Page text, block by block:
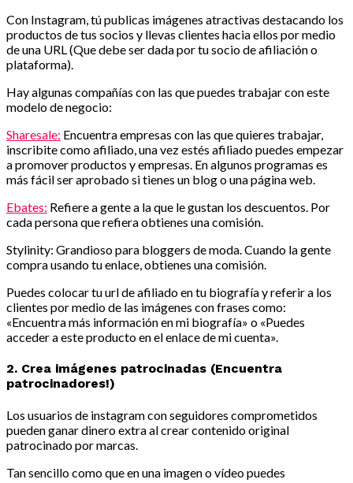
Con Instagram, tú publicas imágenes atractivas destacando los
productos de tus socios y llevas clientes hacia ellos por medio
de una URL (Que debe ser dada por tu socio de afiliación o
plataforma).
Hay algunas compañías con las que puedes trabajar con este
modelo de negocio:
Sharesale: Encuentra empresas con las que quieres trabajar,
inscribite como afiliado, una vez estés afiliado puedes empezar
a promover productos y empresas. En algunos programas es
más fácil ser aprobado si tienes un blog o una página web.
Ebates: Refiere a gente a la que le gustan los descuentos. Por
cada persona que refiera obtienes una comisión.
Stylinity: Grandioso para bloggers de moda. Cuando la gente
compra usando tu enlace, obtienes una comisión.
Puedes colocar tu url de afiliado en tu biografía y referir a los
clientes por medio de las imágenes con frases como:
«Encuentra más información en mi biografía» o «Puedes
acceder a este producto en el enlace de mi cuenta».
2. Crea imágenes patrocinadas (Encuentra
patrocinadores!)
Los usuarios de instagram con seguidores comprometidos
pueden ganar dinero extra al crear contenido original
patrocinado por marcas.
Tan sencillo como que en una imagen o vídeo puedes